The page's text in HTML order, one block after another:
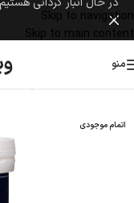
Skip to navigation
Skip to main content
منو
اتمام موجودی